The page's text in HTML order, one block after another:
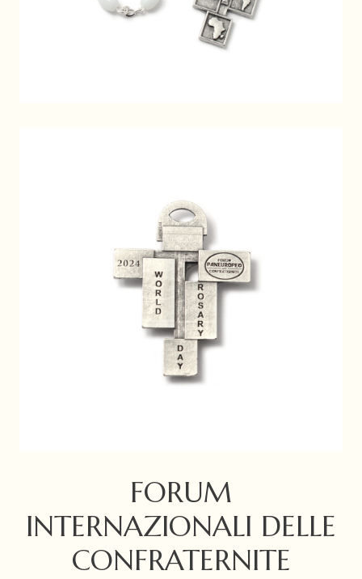
FORUM
INTERNAZIONALI DELLE
CONFRATERNITE